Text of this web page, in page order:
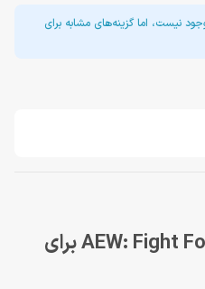
نیست، اما گزینه‌های مشابه برای
خرید دیسک بازی AEW: Fight Forever برای